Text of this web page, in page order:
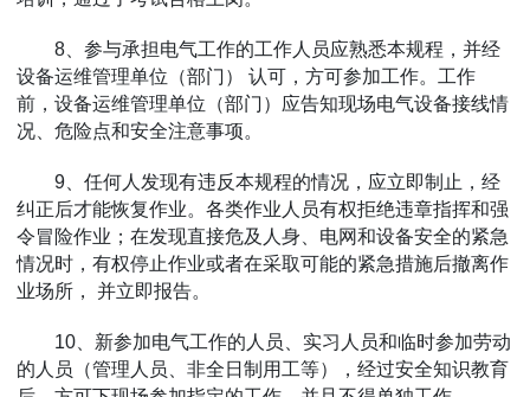
8、参与承担电气工作的工作人员应熟悉本规程，并经
设备运维管理单位（部门） 认可，方可参加工作。工作
前，设备运维管理单位（部门）应告知现场电气设备接线情
况、危险点和安全注意事项。
9、任何人发现有违反本规程的情况，应立即制止，经
纠正后才能恢复作业。各类作业人员有权拒绝违章指挥和强
令冒险作业；在发现直接危及人身、电网和设备安全的紧急
情况时，有权停止作业或者在采取可能的紧急措施后撤离作
业场所， 并立即报告。
10、新参加电气工作的人员、实习人员和临时参加劳动
的人员（管理人员、非全日制用工等），经过安全知识教育